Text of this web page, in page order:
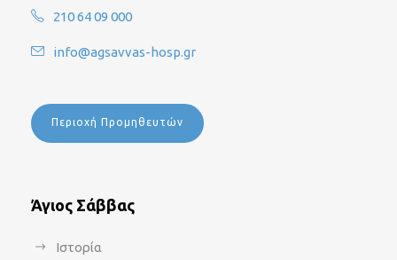
210 64 09 000
info@agsavvas-hosp.gr
Περιοχή Προμηθευτών
Άγιος Σάββας
Ιστορία